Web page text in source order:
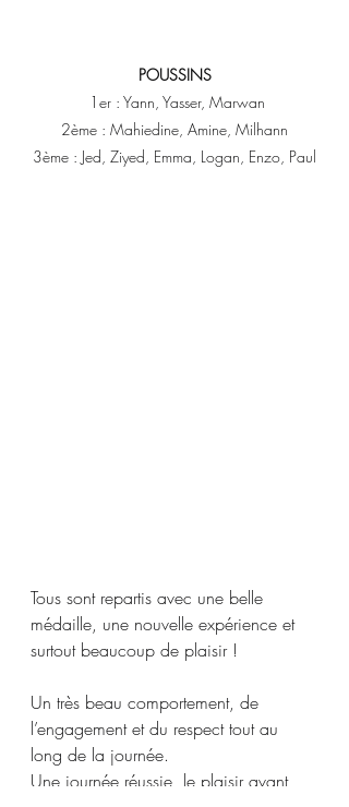
POUSSINS
1er : Yann, Yasser, Marwan
2ème : Mahiedine, Amine, Milhann
3ème : Jed, Ziyed, Emma, Logan, Enzo, Paul
Tous sont repartis avec une belle
médaille, une nouvelle expérience et
surtout beaucoup de plaisir !
Un très beau comportement, de
l’engagement et du respect tout au
long de la journée.
Une journée réussie, le plaisir avant